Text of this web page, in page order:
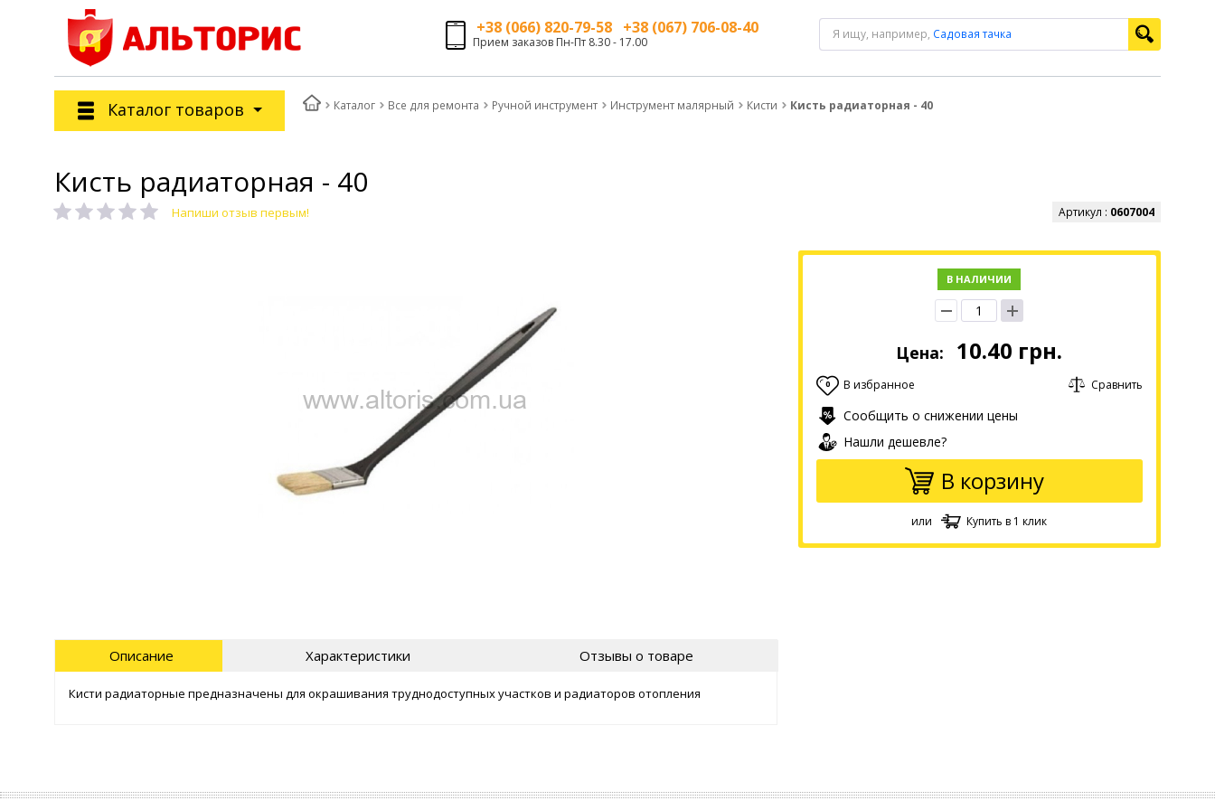
+38 (066) 820-79-58 +38 (067) 706-08-40
Прием заказов Пн-Пт 8.30 - 17.00
Я ищу, например, Садовая тачка
Каталог товаров Каталог Все для ремонта Ручной инструмент Инструмент малярный Кисти Кисть радиаторная - 40
Кисть радиаторная - 40
Напиши отзыв первым! Артикул : 0607004
В НАЛИЧИИ
Цена: 10.40 грн.
0 В избранное Сравнить
Сообщить о снижении цены
Нашли дешевле?
В корзину
или Купить в 1 клик
Описание Характеристики Отзывы о товаре
Кисти радиаторные предназначены для окрашивания труднодоступных участков и радиаторов отопления